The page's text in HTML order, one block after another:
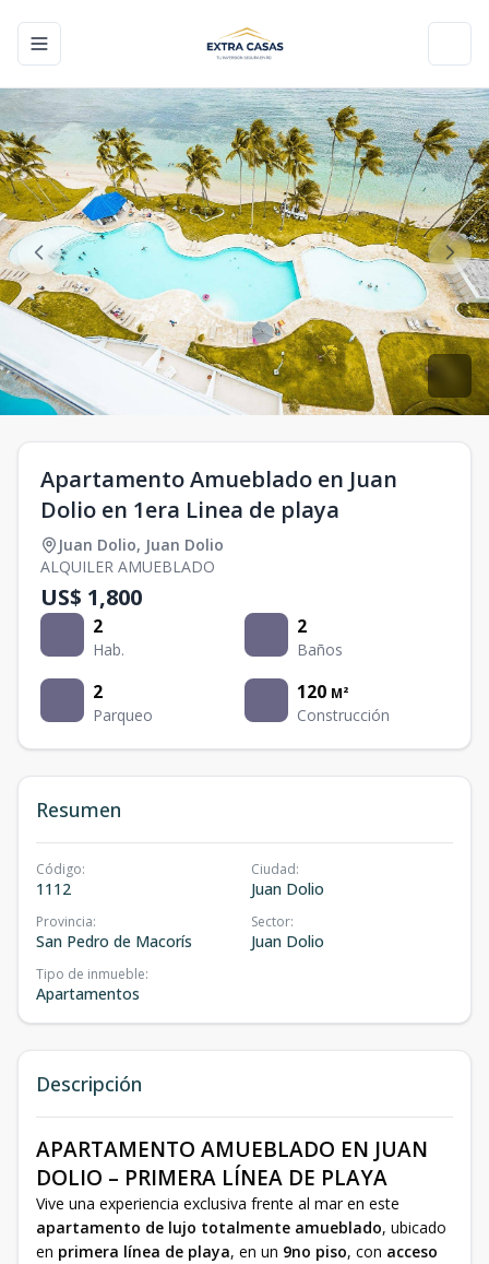
Toggle navigation menu
Apartamento Amueblado en Juan
Dolio en 1era Linea de playa
Juan Dolio, Juan Dolio
ALQUILER AMUEBLADO
US$ 1,800
2
Hab.
2
Baños
2
Parqueo
120 M²
Construcción
Resumen
Código:
1112
Ciudad:
Juan Dolio
Provincia:
San Pedro de Macorís
Sector:
Juan Dolio
Tipo de inmueble:
Apartamentos
Descripción
APARTAMENTO AMUEBLADO EN JUAN
DOLIO – PRIMERA LÍNEA DE PLAYA
Vive una experiencia exclusiva frente al mar en este
apartamento de lujo totalmente amueblado, ubicado
en primera línea de playa, en un 9no piso, con acceso